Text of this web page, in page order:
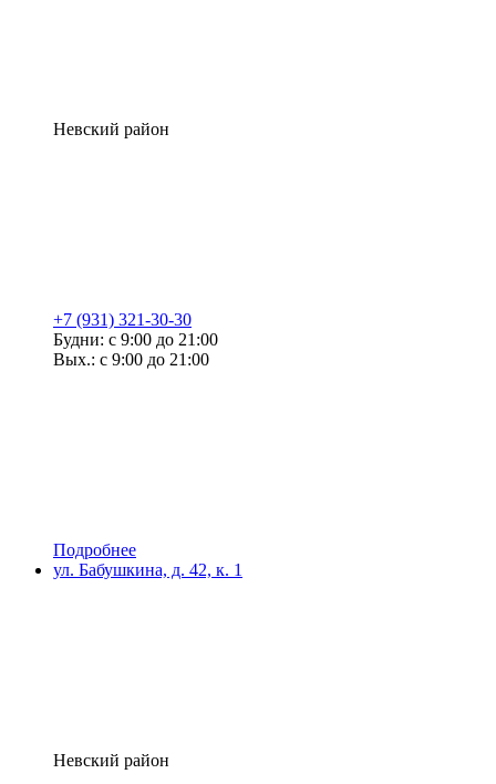
Невский район
+7 (931) 321-30-30
Будни: с 9:00 до 21:00
Вых.: с 9:00 до 21:00
Подробнее
ул. Бабушкина, д. 42, к. 1
Невский район